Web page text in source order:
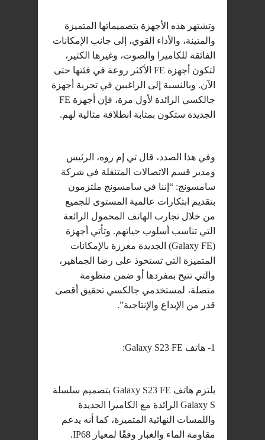
وتشتهر هذه الأجهزة بتصميماتها المتميزة
والمتينة، والأداء القوي، إلى جانب الإمكانات
الفائقة للكاميرا والصوت، وغيرها الكثير،
لتكون أجهزة FE الأكثر روعة في فئتها حتى
الآن. وبالنسبة إلى الراغبين في تجربة أجهزة
جالكسي الرائدة لأول مرة، فإن أجهزة FE
الجديدة ستكون بمثابة انطلاقة مثالية لهم.
وفي هذا الصدد، قال تي إم روه، الرئيس
ومدير قسم الاتصالات المتنقلة في شركة
سامسونج: “إننا في سامسونج ملتزمون
بتقديم ابتكارات عالمية المستوى للجميع
من خلال تجارب الهاتف المحمول الرائعة
التي تناسب أسلوب حياتهم. وتأتي أجهزة
(Galaxy FE) الجديدة معززة بالإمكانات
المتميزة التي تستحوذ على رضا الجماهير،
والتي تتيح بمفردها أو ضمن منظومة
متصلة، لمستخدمي جالكسي تحقيق أقصى
قدر من الإبداع والإنتاجية”.
1- هاتف Galaxy S23 FE:
يلتزم هاتف Galaxy S23 FE بتصميم سلسلة
Galaxy S الرائدة مع الكاميرا الجديدة
واللمسات النهائية المتميزة، كما أنه يدعم
مقاومة الماء والغبار وفقًا لمعيار IP68.